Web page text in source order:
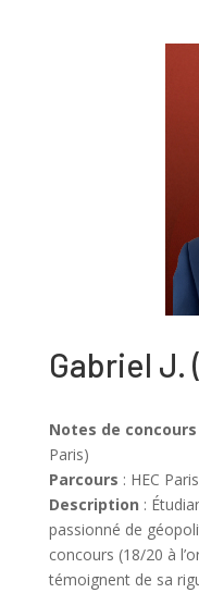
Gabriel J.
Notes de concours
Paris)
Parcours : HEC Paris
Description :
passionné de
concours (18/20 à
témoignent de sa